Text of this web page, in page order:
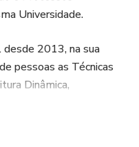
Universidade.
desde 2013, na sua
pessoas as Técnicas
Dinâmica,